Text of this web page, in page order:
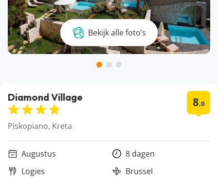
Bekijk alle foto’s
Diamond Village 8,0
Piskopiano, Kreta
Augustus
8 dagen
Logies
Brussel